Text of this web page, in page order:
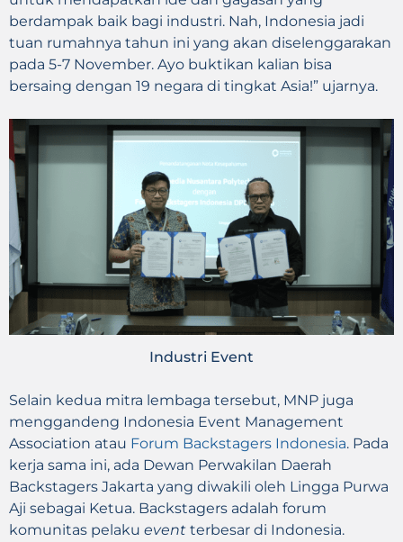
berdampak baik bagi industri. Nah, Indonesia jadi
tuan rumahnya tahun ini yang akan diselenggarakan
pada 5-7 November. Ayo buktikan kalian bisa
bersaing dengan 19 negara di tingkat Asia!” ujarnya.
Industri Event
Selain kedua mitra lembaga tersebut, MNP juga
menggandeng Indonesia Event Management
Association atau Forum Backstagers Indonesia. Pada
kerja sama ini, ada Dewan Perwakilan Daerah
Backstagers Jakarta yang diwakili oleh Lingga Purwa
Aji sebagai Ketua. Backstagers adalah forum
komunitas pelaku event terbesar di Indonesia.